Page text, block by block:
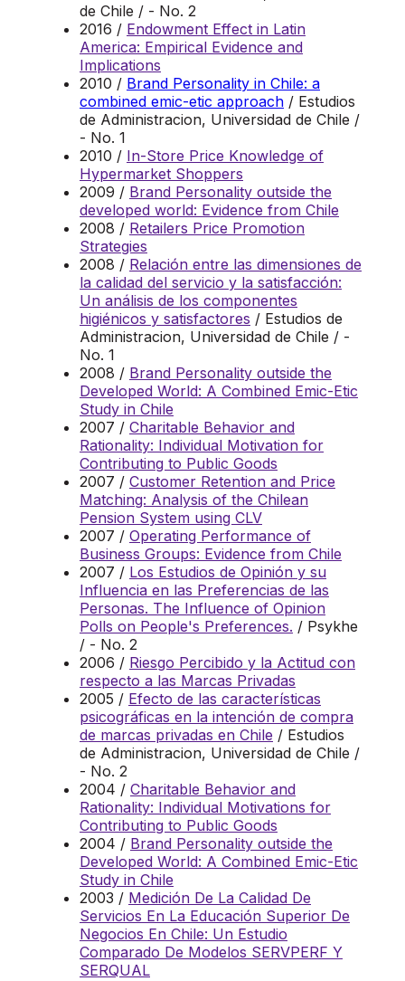
de Chile / - No. 2
2016 / Endowment Effect in Latin
America: Empirical Evidence and
Implications
2010 / Brand Personality in Chile: a
combined emic-etic approach / Estudios
de Administracion, Universidad de Chile /
- No. 1
2010 / In-Store Price Knowledge of
Hypermarket Shoppers
2009 / Brand Personality outside the
developed world: Evidence from Chile
2008 / Retailers Price Promotion
Strategies
2008 / Relación entre las dimensiones de
la calidad del servicio y la satisfacción:
Un análisis de los componentes
higiénicos y satisfactores / Estudios de
Administracion, Universidad de Chile / -
No. 1
2008 / Brand Personality outside the
Developed World: A Combined Emic-Etic
Study in Chile
2007 / Charitable Behavior and
Rationality: Individual Motivation for
Contributing to Public Goods
2007 / Customer Retention and Price
Matching: Analysis of the Chilean
Pension System using CLV
2007 / Operating Performance of
Business Groups: Evidence from Chile
2007 / Los Estudios de Opinión y su
Influencia en las Preferencias de las
Personas. The Influence of Opinion
Polls on People's Preferences. / Psykhe
/ - No. 2
2006 / Riesgo Percibido y la Actitud con
respecto a las Marcas Privadas
2005 / Efecto de las características
psicográficas en la intención de compra
de marcas privadas en Chile / Estudios
de Administracion, Universidad de Chile /
- No. 2
2004 / Charitable Behavior and
Rationality: Individual Motivations for
Contributing to Public Goods
2004 / Brand Personality outside the
Developed World: A Combined Emic-Etic
Study in Chile
2003 / Medición De La Calidad De
Servicios En La Educación Superior De
Negocios En Chile: Un Estudio
Comparado De Modelos SERVPERF Y
SERQUAL